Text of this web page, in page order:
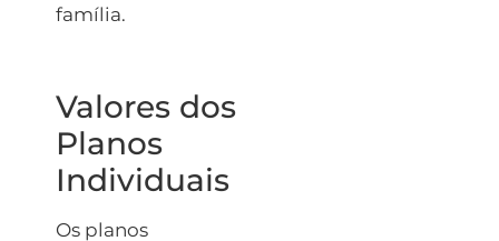
família.
Valores dos
Planos
Individuais
Os planos